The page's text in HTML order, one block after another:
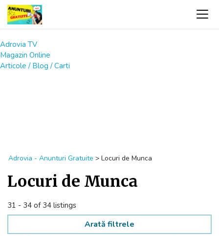
Adrovia TV
Magazin Online
Articole / Blog / Carti
Adrovia - Anunturi Gratuite > Locuri de Munca
Locuri de Munca
31 - 34 of 34 listings
Arată filtrele